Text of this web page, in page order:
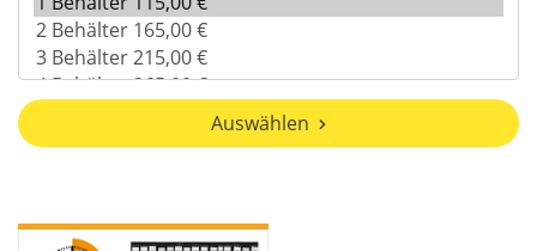
Auswählen